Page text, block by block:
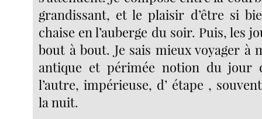
grandissant, et le plaisir d’être si
chaise en l’auberge du soir. Puis, les
bout à bout. Je sais mieux voyager à
antique et périmée notion du jour
l’autre, impérieuse, d’ étape ,
la nuit.